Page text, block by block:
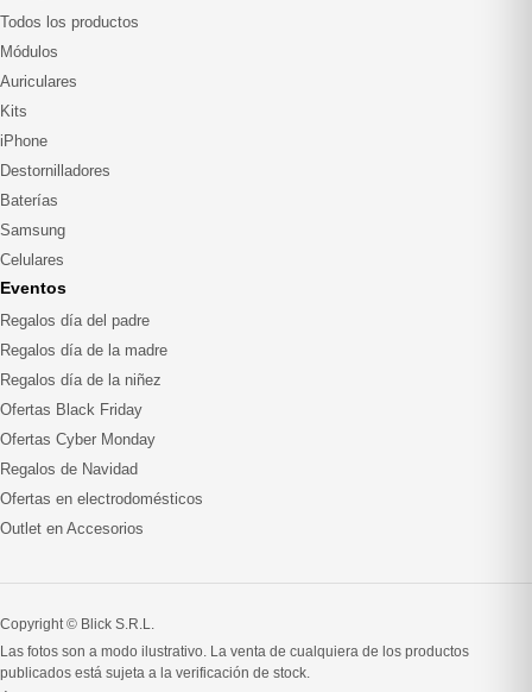
Todos los productos
Módulos
Auriculares
Kits
iPhone
Destornilladores
Baterías
Samsung
Celulares
Eventos
Regalos día del padre
Regalos día de la madre
Regalos día de la niñez
Ofertas Black Friday
Ofertas Cyber Monday
Regalos de Navidad
Ofertas en electrodomésticos
Outlet en Accesorios
Copyright © Blick S.R.L.
Las fotos son a modo ilustrativo. La venta de cualquiera de los productos
publicados está sujeta a la verificación de stock.